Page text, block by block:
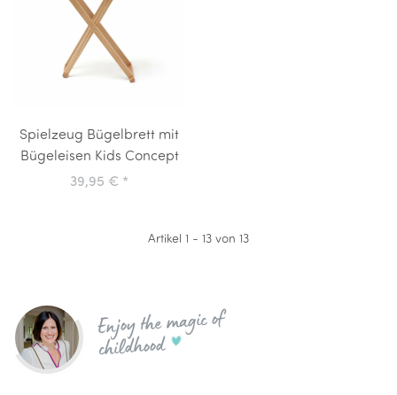
Spielzeug Bügelbrett mit
Bügeleisen Kids Concept
39,95 € *
Artikel 1 - 13 von 13
Enjoy the magic of
childhood